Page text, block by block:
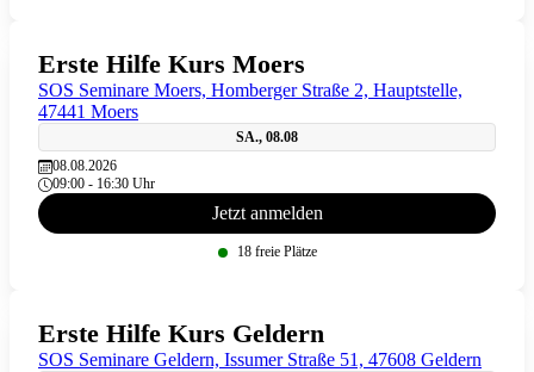
SA., 08.08
08.08.2026
09:00 - 16:30 Uhr
Erste Hilfe Kurs Moers
SOS Seminare Moers, Homberger Straße 2, Hauptstelle,
47441 Moers
Jetzt anmelden
18 freie Plätze
Erste Hilfe Kurs Geldern
SOS Seminare Geldern, Issumer Straße 51, 47608 Geldern